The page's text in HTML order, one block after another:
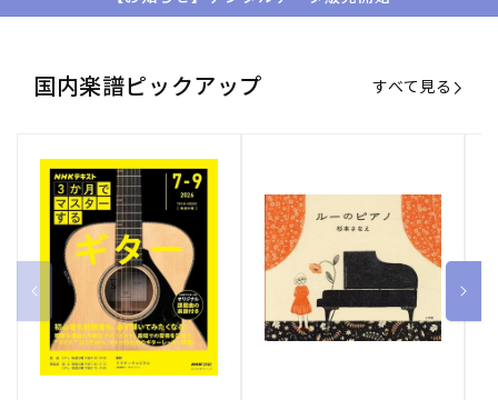
国内楽譜ピックアップ すべて見る